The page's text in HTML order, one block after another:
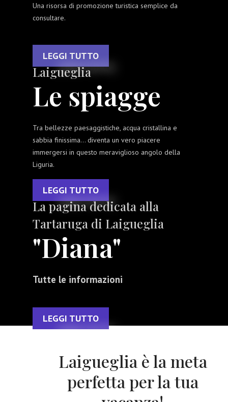
Una risorsa di promozione turistica semplice da
consultare.
LEGGI TUTTO
Laigueglia
Le spiagge
Tra bellezze paesaggistiche, acqua cristallina e
sabbia finissima... diventa un vero piacere
immergersi in questo meraviglioso angolo della
Liguria.
LEGGI TUTTO
La pagina dedicata alla
Tartaruga di Laigueglia
"Diana"
Tutte le informazioni
LEGGI TUTTO
Laigueglia è la meta
perfetta per la tua